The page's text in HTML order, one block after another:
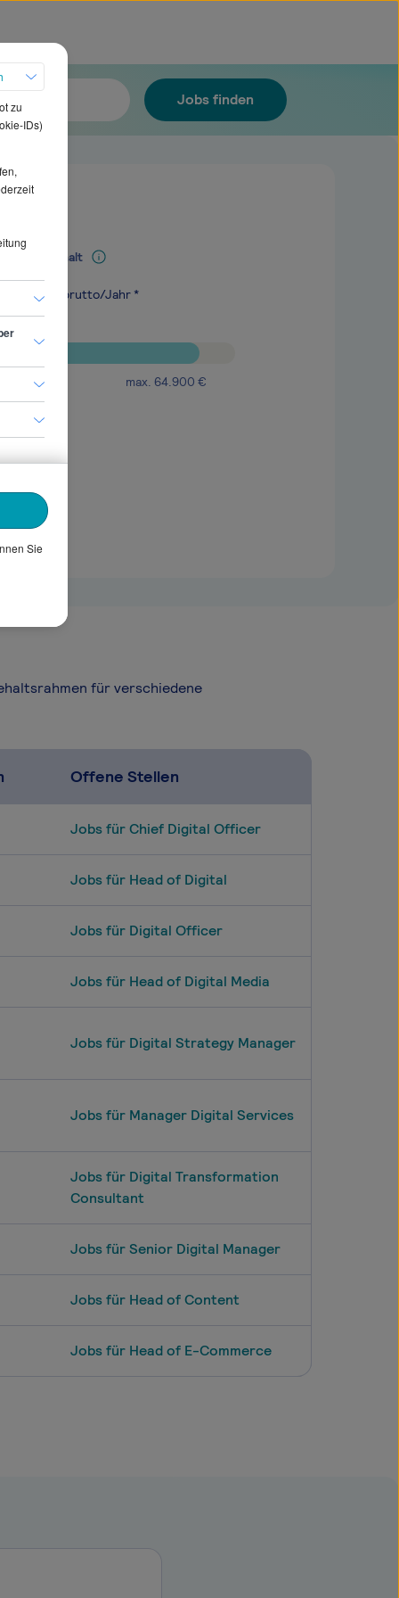
Jobs finden
Mediangehalt
brutto/Jahr *
max. 64.900 €
für verschiedene
Offene Stellen
Jobs für Chief Digital Officer
Jobs für Head of Digital
Jobs für Digital Officer
Jobs für Head of Digital Media
Jobs für Digital Strategy Manager
Jobs für Manager Digital Services
Jobs für Digital Transformation
Consultant
Jobs für Senior Digital Manager
Jobs für Head of Content
Jobs für Head of E-Commerce
zu
IDs)
Sie